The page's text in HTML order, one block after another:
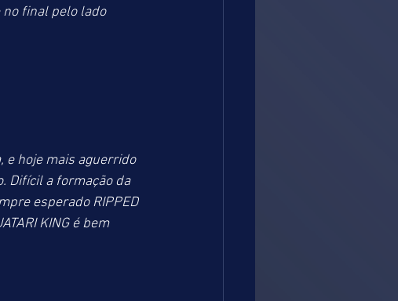
no final pelo lado
e hoje mais aguerrido
Difícil a formação da
esperado RIPPED
KING é bem